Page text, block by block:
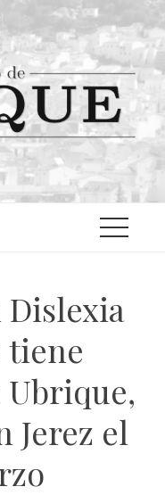
Dislexia
tiene
Jerez el